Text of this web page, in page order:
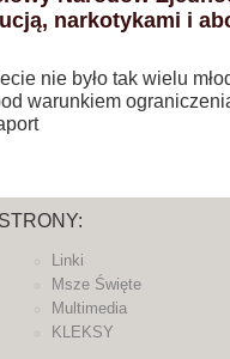
narkotykami i
nie było tak wielu
warunkiem
Linki
Msze Święte
Multimedia
KLEKSY